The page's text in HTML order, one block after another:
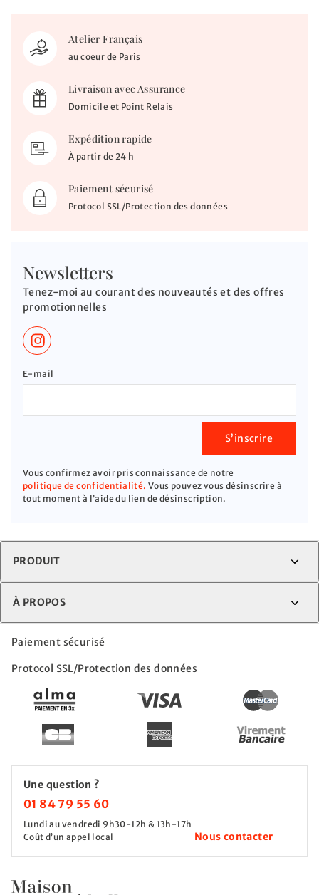
Atelier Français
au coeur de Paris
Livraison avec Assurance
Domicile et Point Relais
Expédition rapide
À partir de 24 h
Paiement sécurisé
Protocol SSL/Protection des données
Newsletters
Tenez-moi au courant des nouveautés et des offres
promotionnelles
E-mail
S’inscrire
Vous confirmez avoir pris connaissance de notre
politique de confidentialité. Vous pouvez vous désinscrire à
tout moment à l’aide du lien de désinscription.
PRODUIT
À PROPOS
Paiement sécurisé
Protocol SSL/Protection des données
Une question ?
01 84 79 55 60
Lundi au vendredi 9h30-12h & 13h-17h
Coût d’un appel local
Nous contacter